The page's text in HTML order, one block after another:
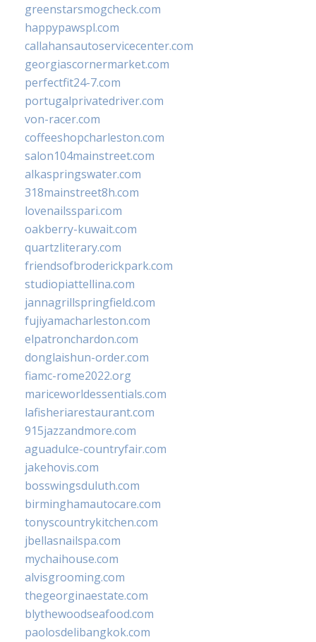
greenstarsmogcheck.com
happypawspl.com
callahansautoservicecenter.com
georgiascornermarket.com
perfectfit24-7.com
portugalprivatedriver.com
von-racer.com
coffeeshopcharleston.com
salon104mainstreet.com
alkaspringswater.com
318mainstreet8h.com
lovenailsspari.com
oakberry-kuwait.com
quartzliterary.com
friendsofbroderickpark.com
studiopiattellina.com
jannagrillspringfield.com
fujiyamacharleston.com
elpatronchardon.com
donglaishun-order.com
fiamc-rome2022.org
mariceworldessentials.com
lafisheriarestaurant.com
915jazzandmore.com
aguadulce-countryfair.com
jakehovis.com
bosswingsduluth.com
birminghamautocare.com
tonyscountrykitchen.com
jbellasnailspa.com
mychaihouse.com
alvisgrooming.com
thegeorginaestate.com
blythewoodseafood.com
paolosdelibangkok.com